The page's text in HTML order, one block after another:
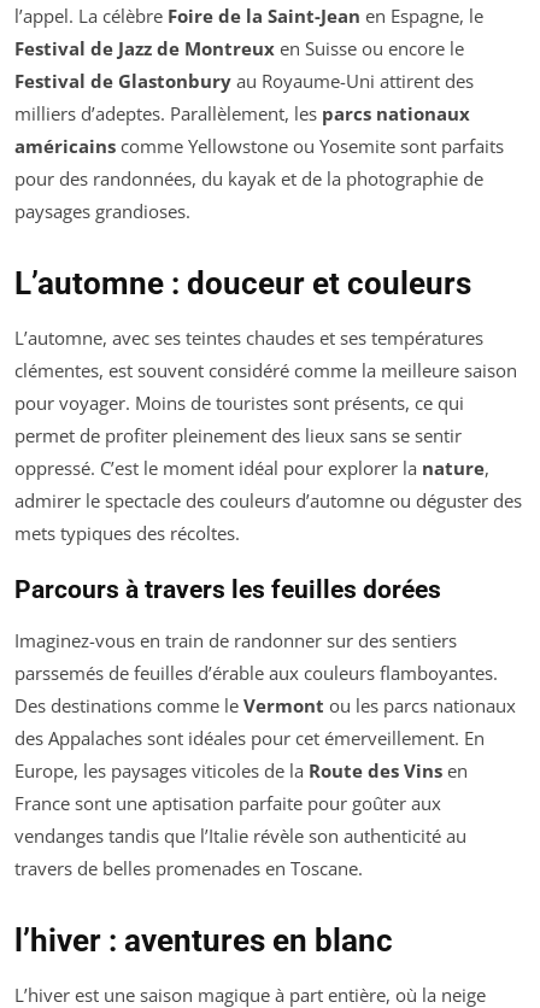
l’appel. La célèbre Foire de la Saint-Jean en Espagne, le
Festival de Jazz de Montreux en Suisse ou encore le
Festival de Glastonbury au Royaume-Uni attirent des
milliers d’adeptes. Parallèlement, les parcs nationaux
américains comme Yellowstone ou Yosemite sont parfaits
pour des randonnées, du kayak et de la photographie de
paysages grandioses.
L’automne : douceur et couleurs
L’automne, avec ses teintes chaudes et ses températures
clémentes, est souvent considéré comme la meilleure saison
pour voyager. Moins de touristes sont présents, ce qui
permet de profiter pleinement des lieux sans se sentir
oppressé. C’est le moment idéal pour explorer la nature,
admirer le spectacle des couleurs d’automne ou déguster des
mets typiques des récoltes.
Parcours à travers les feuilles dorées
Imaginez-vous en train de randonner sur des sentiers
parssemés de feuilles d’érable aux couleurs flamboyantes.
Des destinations comme le Vermont ou les parcs nationaux
des Appalaches sont idéales pour cet émerveillement. En
Europe, les paysages viticoles de la Route des Vins en
France sont une aptisation parfaite pour goûter aux
vendanges tandis que l’Italie révèle son authenticité au
travers de belles promenades en Toscane.
l’hiver : aventures en blanc
L’hiver est une saison magique à part entière, où la neige